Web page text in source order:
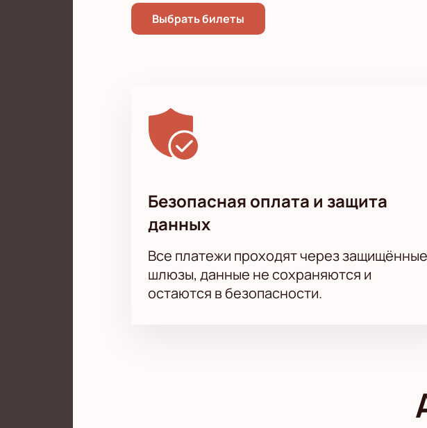
Выбрать билеты
Безопасная оплата и защита
данных
Все платежи проходят через защищённые
шлюзы, данные не сохраняются и
остаются в безопасности.